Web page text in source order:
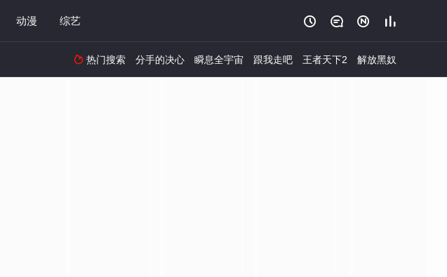
动漫 综艺    
 热门搜索 分手的决心 瞬息全宇宙 跟我走吧 王者天下2 解放黑奴